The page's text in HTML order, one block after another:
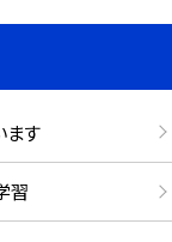
ます
習